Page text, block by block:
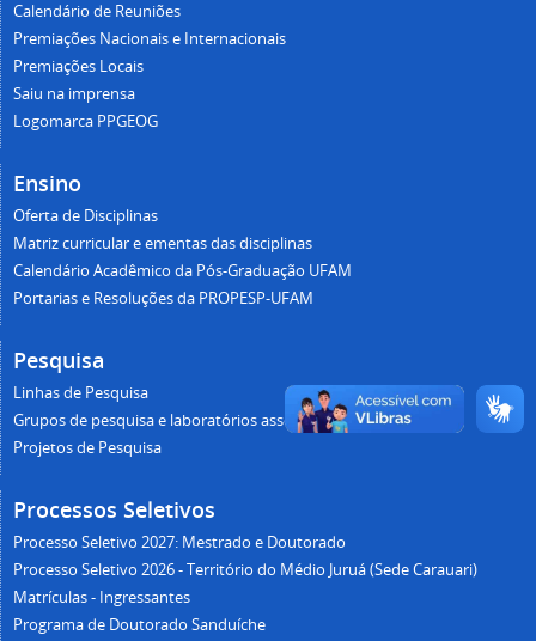
Calendário de Reuniões
Premiações Nacionais e Internacionais
Premiações Locais
Saiu na imprensa
Logomarca PPGEOG
Ensino
Oferta de Disciplinas
Matriz curricular e ementas das disciplinas
Calendário Acadêmico da Pós-Graduação UFAM
Portarias e Resoluções da PROPESP-UFAM
Pesquisa
Linhas de Pesquisa
Grupos de pesquisa e laboratórios associados
Projetos de Pesquisa
Processos Seletivos
Processo Seletivo 2027: Mestrado e Doutorado
Processo Seletivo 2026 - Território do Médio Juruá (Sede Carauari)
Matrículas - Ingressantes
Programa de Doutorado Sanduíche